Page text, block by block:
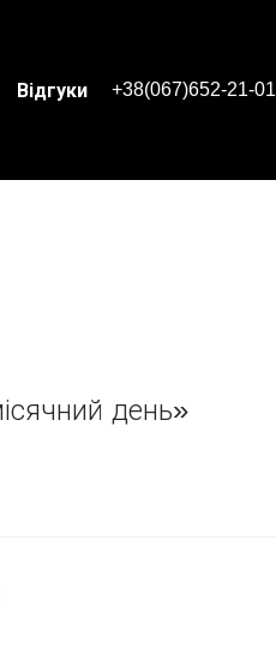
Відгуки +38(067)652-21-01
день»